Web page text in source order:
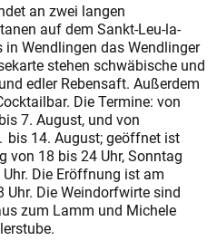
an zwei langen
auf dem Sankt-Leu-la-
Wendlingen das Wendlinger
stehen schwäbische und
edler Rebensaft. Außerdem
Die Termine: von
7. August, und von
bis 14. August; geöffnet ist
von 18 bis 24 Uhr, Sonntag
Die Eröffnung ist am
Die Weindorfwirte sind
zum Lamm und Michele